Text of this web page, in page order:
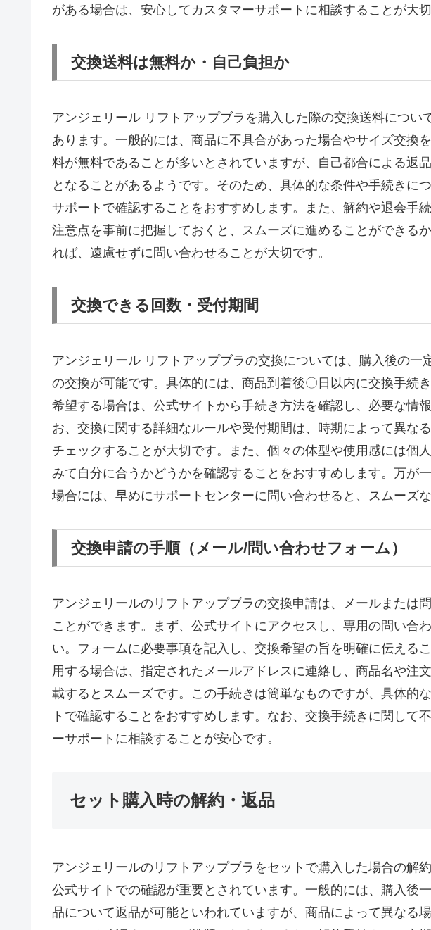
がある場合は、安心してカスタマーサポートに相談することが大切
交換送料は無料か・自己負担か
アンジェリール リフトアップブラを購入した際の交換送料につい
あります。一般的には、商品に不具合があった場合やサイズ交換
料が無料であることが多いとされていますが、自己都合による返
となることがあるようです。そのため、具体的な条件や手続きに
サポートで確認することをおすすめします。また、解約や退会手
注意点を事前に把握しておくと、スムーズに進めることができる
れば、遠慮せずに問い合わせることが大切です。
交換できる回数・受付期間
アンジェリール リフトアップブラの交換については、購入後の一
の交換が可能です。具体的には、商品到着後〇日以内に交換手続
希望する場合は、公式サイトから手続き方法を確認し、必要な情
お、交換に関する詳細なルールや受付期間は、時期によって異な
チェックすることが大切です。また、個々の体型や使用感には個
みて自分に合うかどうかを確認することをおすすめします。万が
場合には、早めにサポートセンターに問い合わせると、スムーズ
交換申請の手順（メール/問い合わせフォーム）
アンジェリールのリフトアップブラの交換申請は、メールまたは
ことができます。まず、公式サイトにアクセスし、専用の問い合
い。フォームに必要事項を記入し、交換希望の旨を明確に伝える
用する場合は、指定されたメールアドレスに連絡し、商品名や注
載するとスムーズです。この手続きは簡単なものですが、具体的
トで確認することをおすすめします。なお、交換手続きに関して
ーサポートに相談することが安心です。
セット購入時の解約・返品
アンジェリールのリフトアップブラをセットで購入した場合の解
公式サイトでの確認が重要とされています。一般的には、購入後
品について返品が可能といわれていますが、商品によって異なる